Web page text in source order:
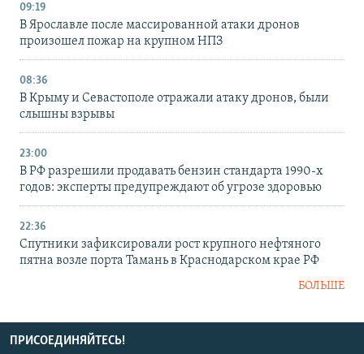
09:19
В Ярославле после массированной атаки дронов
произошел пожар на крупном НПЗ
08:36
В Крыму и Севастополе отражали атаку дронов, были
слышны взрывы
23:00
В РФ разрешили продавать бензин стандарта 1990-х
годов: эксперты предупреждают об угрозе здоровью
22:36
Спутники зафиксировали рост крупного нефтяного
пятна возле порта Тамань в Краснодарском крае РФ
БОЛЬШЕ
ПРИСОЕДИНЯЙТЕСЬ!